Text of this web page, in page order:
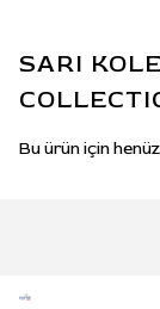
SARI
Bu ürün için